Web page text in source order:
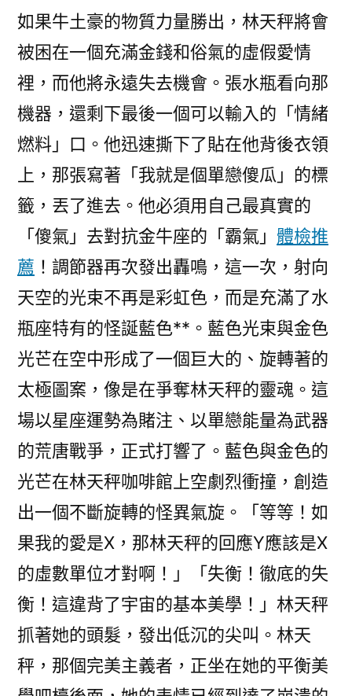
如果牛土豪的物質力量勝出，林天秤將會
被困在一個充滿金錢和俗氣的虛假愛情
裡，而他將永遠失去機會。張水瓶看向那
機器，還剩下最後一個可以輸入的「情緒
燃料」口。他迅速撕下了貼在他背後衣領
上，那張寫著「我就是個單戀傻瓜」的標
籤，丟了進去。他必須用自己最真實的
「傻氣」去對抗金牛座的「霸氣」 體檢推
薦 ！調節器再次發出轟鳴，這一次，射向
天空的光束不再是彩虹色，而是充滿了水
瓶座特有的怪誕藍色**。藍色光束與金色
光芒在空中形成了一個巨大的、旋轉著的
太極圖案，像是在爭奪林天秤的靈魂。這
場以星座運勢為賭注、以單戀能量為武器
的荒唐戰爭，正式打響了。藍色與金色的
光芒在林天秤咖啡館上空劇烈衝撞，創造
出一個不斷旋轉的怪異氣旋。「等等！如
果我的愛是X，那林天秤的回應Y應該是X
的虛數單位才對啊！」「失衡！徹底的失
衡！這違背了宇宙的基本美學！」林天秤
抓著她的頭髮，發出低沉的尖叫。林天
秤，那個完美主義者，正坐在她的平衡美